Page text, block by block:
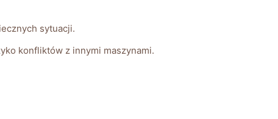
sytuacji.
konfliktów z innymi ‌maszynami.